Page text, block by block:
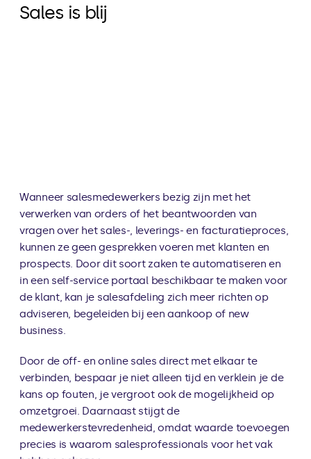
Sales is blij
Wanneer salesmedewerkers bezig zijn met het
verwerken van orders of het beantwoorden van
vragen over het sales-, leverings- en facturatieproces,
kunnen ze geen gesprekken voeren met klanten en
prospects. Door dit soort zaken te automatiseren en
in een self-service portaal beschikbaar te maken voor
de klant, kan je salesafdeling zich meer richten op
adviseren, begeleiden bij een aankoop of new
business.
Door de off- en online sales direct met elkaar te
verbinden, bespaar je niet alleen tijd en verklein je de
kans op fouten, je vergroot ook de mogelijkheid op
omzetgroei. Daarnaast stijgt de
medewerkerstevredenheid, omdat waarde toevoegen
precies is waarom salesprofessionals voor het vak